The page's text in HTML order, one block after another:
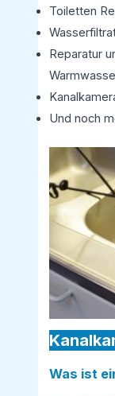
Toiletten
Reparatur
Und noch
Was ist